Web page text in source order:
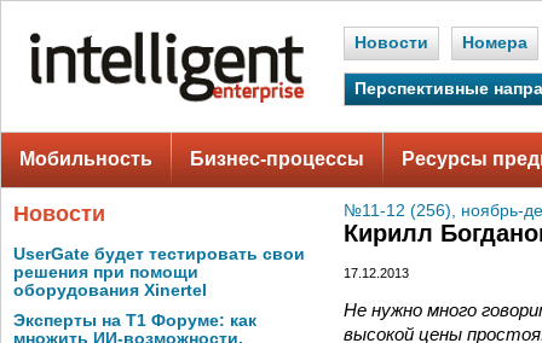
Новости Номера
Перспективные
Мобильность Бизнес-процессы Ресурсы
Новости
UserGate будет тестировать свои
решения при помощи
оборудования Xinertel
Эксперты на Т1 Форуме: как
множить ИИ-возможности,
№11-12 (256), ноябрь-
Кирилл
17.12.2013
Не нужно много
высокой цены